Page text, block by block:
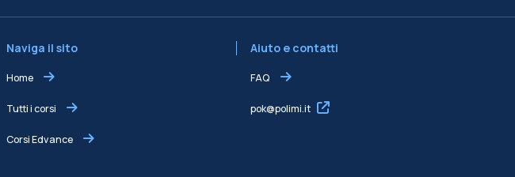
Naviga il sito
Home
Tutti i corsi
Corsi Edvance
Aiuto e contatti
FAQ
pok@polimi.it